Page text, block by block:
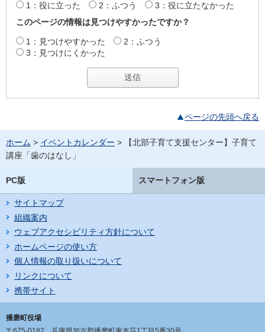
1：役に立った 2：ふつう
3：役に立たなかった
このページの情報は見つけやすかったですか？
1：見つけやすかった
2：ふつう
3：見つけにくかった
ページの先頭へ戻る
ホーム > イベントカレンダー > 【北部子育て支援センター】子育て
講座「歯のはなし」
PC版 スマートフォン版
サイトマップ
組織案内
ウェブアクセシビリティ方針について
ホームページの使い方
個人情報の取り扱いについて
リンクについて
携帯サイト
播磨町役場